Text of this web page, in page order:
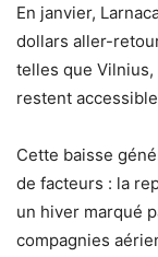
En janvier,
dollars aller-
telles que Vilnius,
restent
Cette baisse
de facteurs : la
un hiver marqué
compagnies